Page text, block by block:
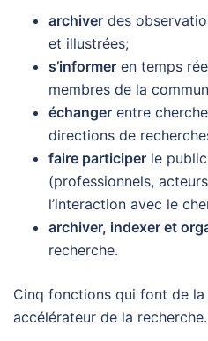
archiver des
et illustrées;
s’informer en temps
membres de la
échanger entre
directions de
faire participer le
(professionnels,
l’interaction avec le
archiver, indexer et
recherche.
Cinq fonctions qui font de
accélérateur de la recherche.